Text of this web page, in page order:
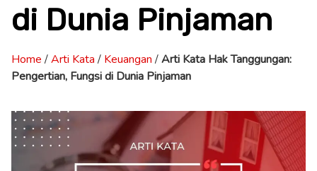
di Dunia Pinjaman
Home /Arti Kata / Keuangan /Arti Kata Hak Tanggungan:
Pengertian, Fungsi di Dunia Pinjaman